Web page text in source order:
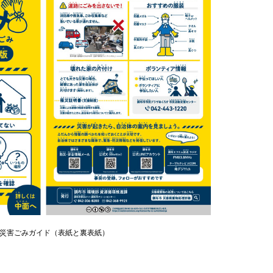
害ごみガイド（表紙と裏表紙）